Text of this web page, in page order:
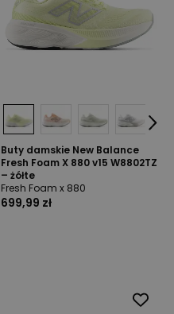
Buty damskie New Balance
Fresh Foam X 880 v15 W8802TZ
– żółte
Fresh Foam x 880
699,99 zł